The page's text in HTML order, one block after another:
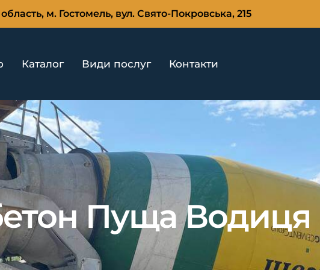
м. Гостомель, вул. Свято-Покровська, 215
Каталог Види послуг Контакти
Пуща Водиця